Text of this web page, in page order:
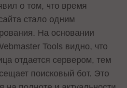
о том, что время
стало одним
На основании
Tools видно, что
отдается сервером, тем
поисковый бот. Это